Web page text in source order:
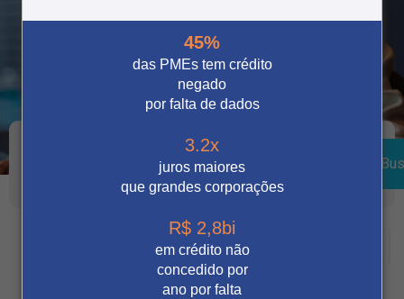
45%
das PMEs tem crédito
negado
por falta de dados
3.2x
juros maiores
que grandes corporações
R$ 2,8bi
em crédito não
concedido por
ano por falta
Vendas Digitais Prevenção à fraude
Automação